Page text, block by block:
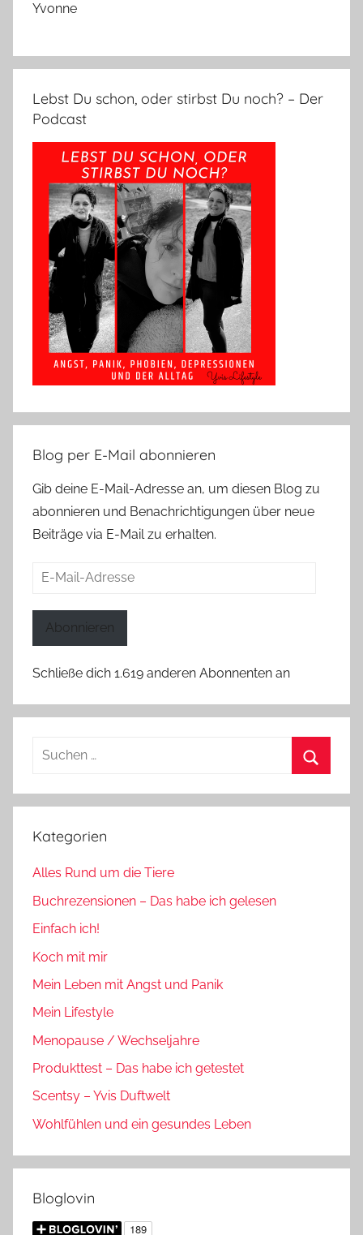
Yvonne
Lebst Du schon, oder stirbst Du noch? – Der
Podcast
Blog per E-Mail abonnieren
Gib deine E-Mail-Adresse an, um diesen Blog zu
abonnieren und Benachrichtigungen über neue
Beiträge via E-Mail zu erhalten.
E-
Abonnieren
Schließe dich 1.619 anderen Abonnenten an
Suchen
Kategorien
Alles Rund um die Tiere
Buchrezensionen – Das habe ich gelesen
Einfach ich!
Koch mit mir
Mein Leben mit Angst und Panik
Mein Lifestyle
Menopause / Wechseljahre
Produkttest – Das habe ich getestet
Scentsy – Yvis Duftwelt
Wohlfühlen und ein gesundes Leben
Bloglovin